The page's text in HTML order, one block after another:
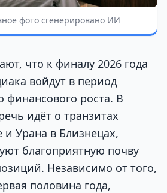
фото сгенерировано ИИ
что к финалу 2026 года
войдут в период
финансового роста. В
идёт о транзитах
Урана в Близнецах,
благоприятную почву
Независимо от того,
половина года,